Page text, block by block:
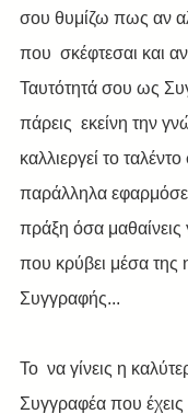
σου θυμίζω πως αν
που  σκέφτεσαι και
Ταυτότητά σου ως
πάρεις  εκείνη την
καλλιεργεί το
παράλληλα
πράξη όσα μαθαίνεις
που κρύβει μέσα της
Συγγραφής...
Το  να γίνεις η
Συγγραφέα που